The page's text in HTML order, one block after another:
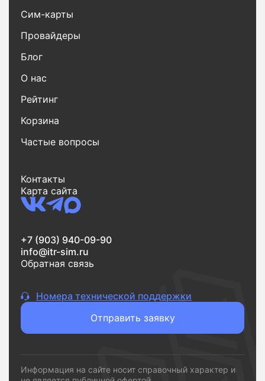
Сим-карты
Провайдеры
Блог
О нас
Рейтинг
Корзина
Частые вопросы
Контакты
Карта сайта
+7 (903) 940-09-90
info@itr-sim.ru
Обратная связь
Номера технической поддержки
Отправить заявку
Информация на сайте носит справочный характер и